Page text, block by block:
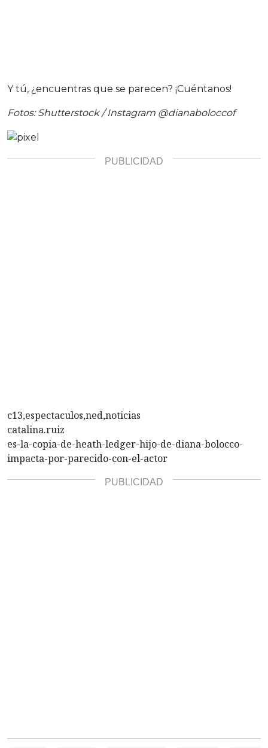
Y tú, ¿encuentras que se parecen? ¡Cuéntanos!
Fotos: Shutterstock / Instagram @dianaboloccof
c13,espectaculos,ned,noticias
catalina.ruiz
es-la-copia-de-heath-ledger-hijo-de-diana-bolocco-
impacta-por-parecido-con-el-actor